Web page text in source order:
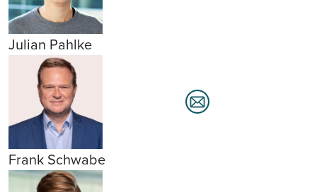
Julian Pahlke
Frank Schwabe